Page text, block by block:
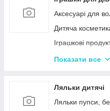
Аксесуарі для
Дитяча
Іграшкові
Іграшковий посуд
Дитячі ігрові
Дитячі рольові
Показати все
Ляльки дитячі
Ляльки пупси,